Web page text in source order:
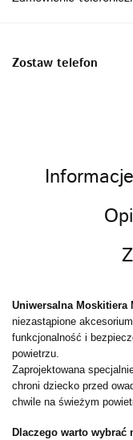
Zostaw telefon
Uniwersalna Moskitiera
niezastąpione
funkcjonalność i
powietrzu.
Zaprojektowana
chroni dziecko przed
chwile na świeżym
Dlaczego warto wybrać